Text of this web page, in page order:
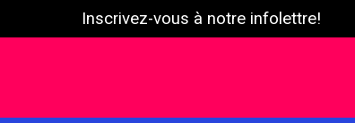
Inscrivez-vous à notre infolettre!